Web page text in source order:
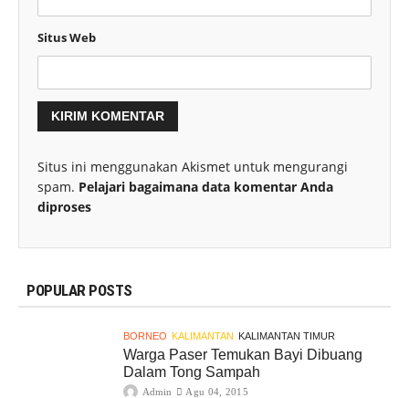
Situs Web
Situs ini menggunakan Akismet untuk mengurangi
spam. Pelajari bagaimana data komentar Anda
diproses
POPULAR POSTS
BORNEO KALIMANTAN KALIMANTAN TIMUR
Warga Paser Temukan Bayi Dibuang
Dalam Tong Sampah
Admin Agu 04, 2015